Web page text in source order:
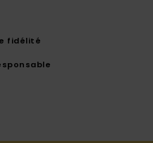
fidélité